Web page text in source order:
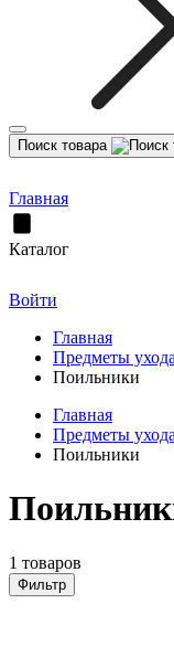
Поиск товара
Главная
Каталог
Войти
Главная
Предметы
Поильники
Главная
Предметы
Поильники
1 товаров
Фильтр